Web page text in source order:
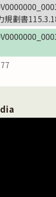
規劃書
77